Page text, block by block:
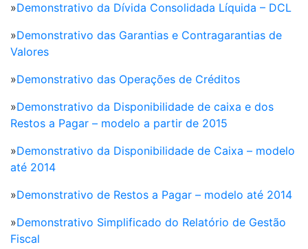
»Demonstrativo da Dívida Consolidada Líquida – DCL
»Demonstrativo das Garantias e Contragarantias de
Valores
»Demonstrativo das Operações de Créditos
»Demonstrativo da Disponibilidade de caixa e dos
Restos a Pagar – modelo a partir de 2015
»Demonstrativo da Disponibilidade de Caixa – modelo
até 2014
»Demonstrativo de Restos a Pagar – modelo até 2014
»Demonstrativo Simplificado do Relatório de Gestão
Fiscal